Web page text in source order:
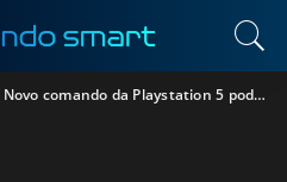
Novo comando da Playstation 5 pode ler ritmo cardíaco e carregar sem fios